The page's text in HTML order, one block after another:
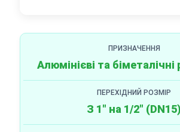
ПРИЗНАЧЕННЯ
Алюмінієві та біметалічні
ПЕРЕХІДНИЙ РОЗМІР
З 1" на 1/2" (DN15)